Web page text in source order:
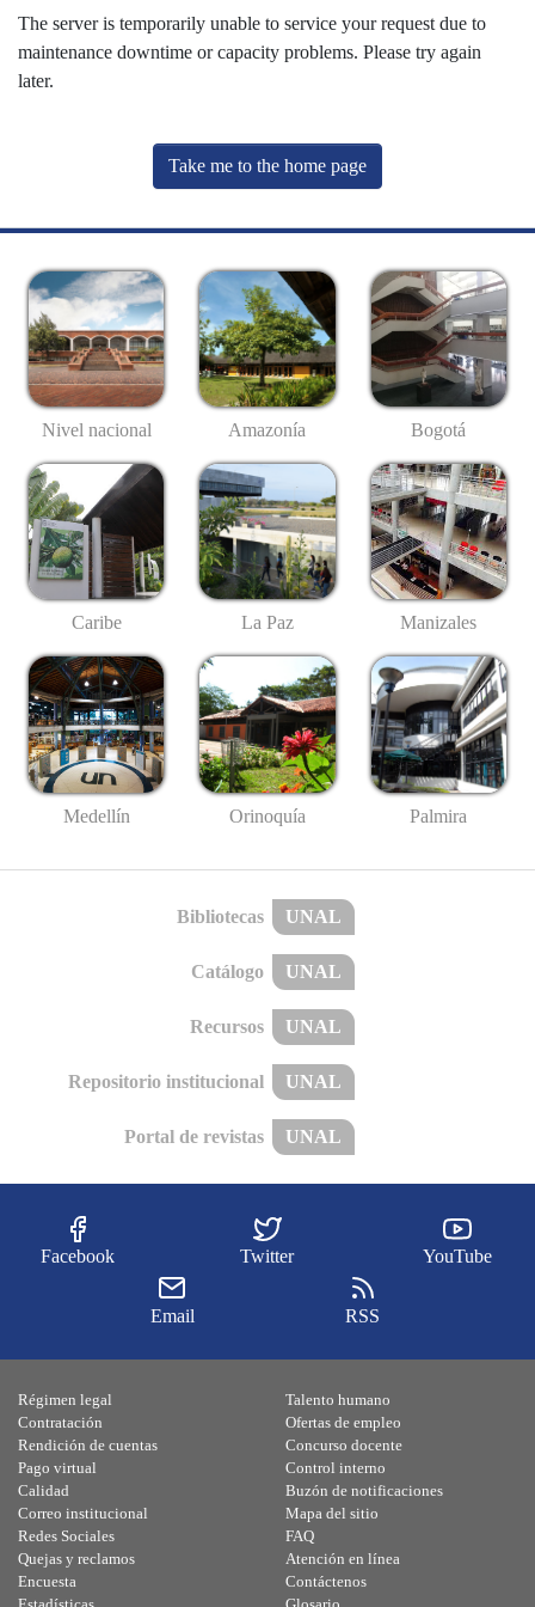
The server is temporarily unable to service your request due to
maintenance downtime or capacity problems. Please try again
later.
Take me to the home page
Nivel nacional Amazonía Bogotá
Caribe La Paz Manizales
Medellín Orinoquía Palmira
Bibliotecas UNAL
Catálogo UNAL
Recursos UNAL
Repositorio institucional UNAL
Portal de revistas UNAL
Facebook Twitter YouTube
Email RSS
Régimen legal
Contratación
Rendición de cuentas
Pago virtual
Calidad
Talento humano
Ofertas de empleo
Concurso docente
Control interno
Buzón de notificaciones
Correo institucional
Redes Sociales
Quejas y reclamos
Encuesta
Mapa del sitio
FAQ
Atención en línea
Contáctenos